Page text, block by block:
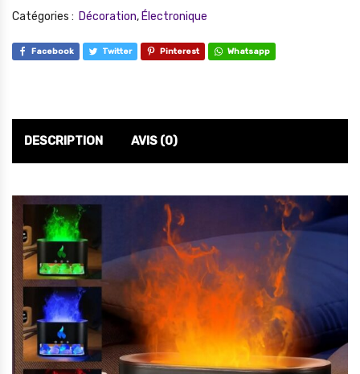
Catégories : Décoration, Électronique
Facebook Twitter Pinterest Whatsapp
DESCRIPTION AVIS (0)